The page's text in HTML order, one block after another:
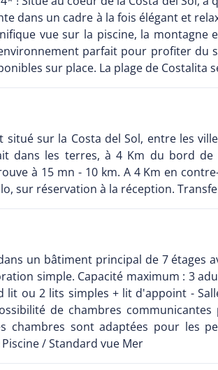
dans un cadre à la fois élégant et
vue sur la piscine, la
parfait pour profiter du
sur place. La plage de Costalita
situé sur la Costa del Sol, entre les
dans les terres, à 4 Km du bord
à 15 mn - 10 km. A 4 Km en
sur réservation à la réception.
un bâtiment principal de 7 étages
simple. Capacité maximum : 3
ou 2 lits simples + lit d'appoint -
de chambres
chambres sont adaptées pour les
/ Standard vue Mer